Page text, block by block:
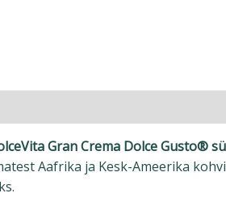
Gran Crema Dolce Gusto®
Aafrika ja Kesk-Ameerika